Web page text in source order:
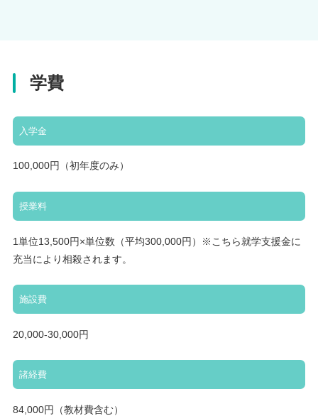
学費
入学金
100,000円（初年度のみ）
授業料
1単位13,500円×単位数（平均300,000円）※こちら就学支援金に
充当により相殺されます。
施設費
20,000-30,000円
諸経費
84,000円（教材費含む）